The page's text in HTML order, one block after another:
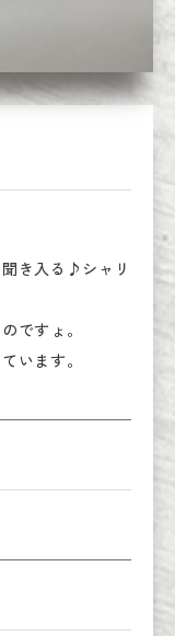
き入る♪シャリ
ですょ。
います。